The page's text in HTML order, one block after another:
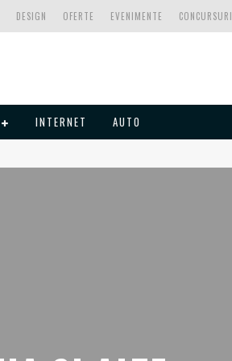
CONCURSURI
EVENIMENTE
OFERTE
DESIGN
INTERNET AUTO